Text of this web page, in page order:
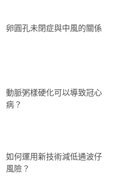
卵圓孔未閉症與中風的關係
動脈粥樣硬化可以導致冠心
病？
如何運用新技術減低通波仔
風險？